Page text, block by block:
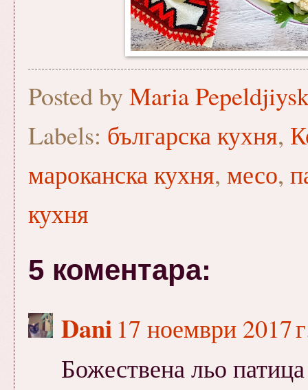
Posted by Maria
Labels: българска кухня,
мароканска кухня, месо,
кухня
5 коментара:
Dani 17 ноември 2017
Божествена льо